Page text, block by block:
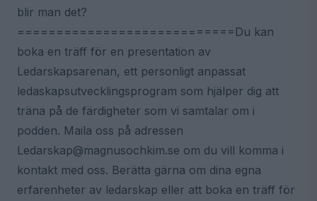
blir man det?
============================Du kan
boka en träff för en presentation av
Ledarskapsarenan, ett personligt anpassat
ledaskapsutvecklingsprogram som hjälper dig att
träna på de färdigheter som vi samtalar om i
podden. Maila oss på adressen
Ledarskap@magnusochkim.se om du vill komma i
kontakt med oss. Berätta gärna om dina egna
erfarenheter av ledarskap eller att boka en träff för